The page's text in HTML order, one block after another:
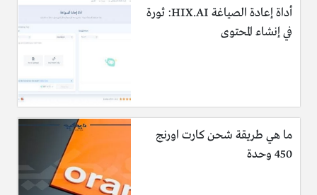
أداة إعادة الصياغة HIX.AI: ثورة
في إنشاء المحتوى
ما هي طريقة شحن كارت اورنج
450 وحدة